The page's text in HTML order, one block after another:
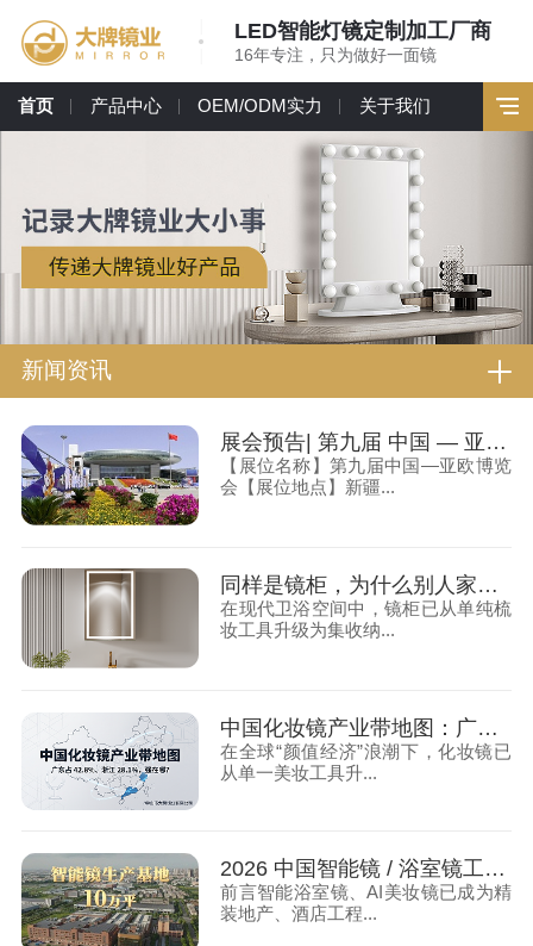
LED智能灯镜定制加工厂商
16年专注，只为做好一面镜
首页 产品中心 OEM/ODM实力 关于我们
新闻资讯
展会预告| 第九届 中国 — 亚欧博览会（新疆亚欧博览会） 大牌镜业诚邀您莅临
【展位名称】第九届中国—亚欧博览
会【展位地点】新疆...
同样是镜柜，为什么别人家能用 15 年，你家 2 年就报废？
在现代卫浴空间中，镜柜已从单纯梳
妆工具升级为集收纳...
中国化妆镜产业带地图：广东占 42.8%、浙江 28.1%，强在哪？
在全球“颜值经济”浪潮下，化妆镜已
从单一美妆工具升...
2026 中国智能镜 / 浴室镜工厂实力 TOP10：产能、技术、定制、工程交付综合榜
前言智能浴室镜、AI美妆镜已成为精
装地产、酒店工程...